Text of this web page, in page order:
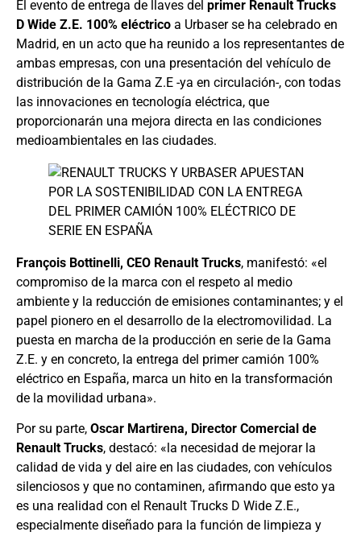
El evento de entrega de llaves del primer Renault Trucks
D Wide Z.E. 100% eléctrico a Urbaser se ha celebrado en
Madrid, en un acto que ha reunido a los representantes de
ambas empresas, con una presentación del vehículo de
distribución de la Gama Z.E -ya en circulación-, con todas
las innovaciones en tecnología eléctrica, que
proporcionarán una mejora directa en las condiciones
medioambientales en las ciudades.
François Bottinelli, CEO Renault Trucks, manifestó: «el
compromiso de la marca con el respeto al medio
ambiente y la reducción de emisiones contaminantes; y el
papel pionero en el desarrollo de la electromovilidad. La
puesta en marcha de la producción en serie de la Gama
Z.E. y en concreto, la entrega del primer camión 100%
eléctrico en España, marca un hito en la transformación
de la movilidad urbana».
Por su parte, Oscar Martirena, Director Comercial de
Renault Trucks, destacó: «la necesidad de mejorar la
calidad de vida y del aire en las ciudades, con vehículos
silenciosos y que no contaminen, afirmando que esto ya
es una realidad con el Renault Trucks D Wide Z.E.,
especialmente diseñado para la función de limpieza y